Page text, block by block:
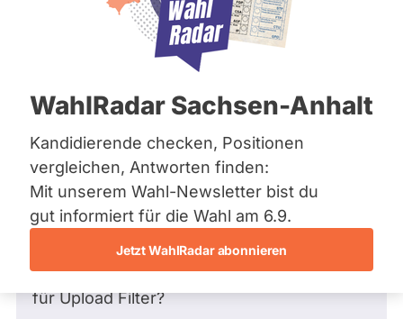
Bremen
Hamburg
Mecklenburg-Vorpommern
Nordrhein-Westfalen
Saarland
Sachsen
Sachsen-Anhalt
Sachsen-Anhalt
Schleswig-Holstein
Thüringen
Archiv
Über uns
WahlRadar Sachsen-Anhalt
Kandidierende checken, Positionen
vergleichen, Antworten finden:
Mit unserem Wahl-Newsletter bist du
gut informiert für die Wahl am 6.9.
Jetzt WahlRadar abonnieren
weil
aktive
12.09.2018
Frage an Wolf Klinz vonThorben S.
bezüglich Recht
Sehr geehrter Herr Klinz,
Heute haben Sie im Europaparlament für
die Einführung von Upload Filtern
abgestimmt.
Welche Gründe sprechen aus ihrer Sicht
für Upload Filter?